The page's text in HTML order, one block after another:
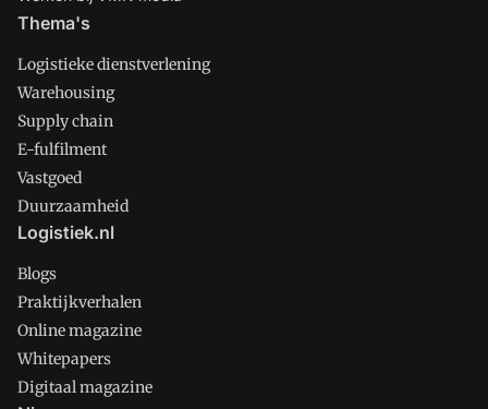
Thema's
Logistieke dienstverlening
Warehousing
Supply chain
E-fulfilment
Vastgoed
Duurzaamheid
Logistiek.nl
Blogs
Praktijkverhalen
Online magazine
Whitepapers
Digitaal magazine